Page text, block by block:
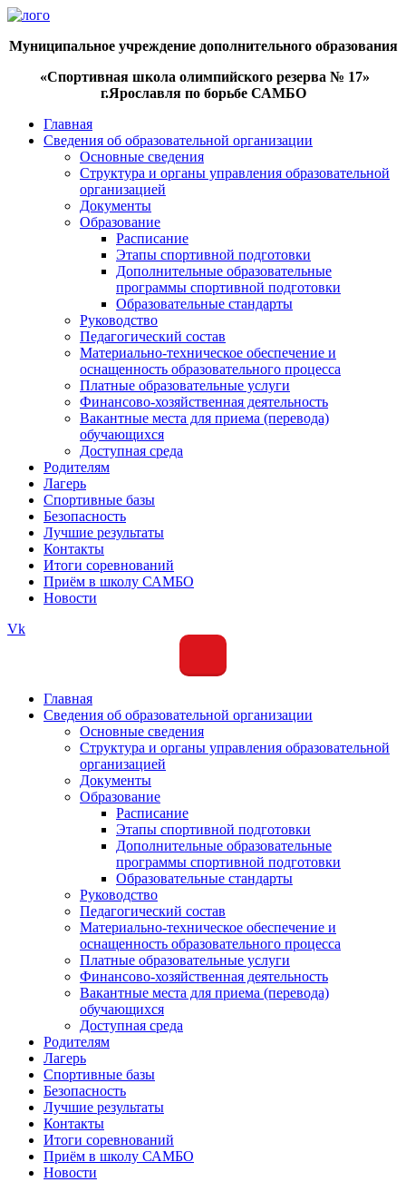
Муниципальное учреждение дополнительного образования
«Спортивная школа олимпийского резерва № 17»
г.Ярославля по борьбе САМБО
Главная
Сведения об образовательной организации
Основные сведения
Структура и органы управления образовательной
организацией
Документы
Образование
Расписание
Этапы спортивной подготовки
Дополнительные образовательные
программы спортивной подготовки
Образовательные стандарты
Руководство
Педагогический состав
Материально-техническое обеспечение и
оснащенность образовательного процесса
Платные образовательные услуги
Финансово-хозяйственная деятельность
Вакантные места для приема (перевода)
обучающихся
Доступная среда
Родителям
Лагерь
Спортивные базы
Безопасность
Лучшие результаты
Контакты
Итоги соревнований
Приём в школу САМБО
Новости
Vk
Главная
Сведения об образовательной организации
Основные сведения
Структура и органы управления образовательной
организацией
Документы
Образование
Расписание
Этапы спортивной подготовки
Дополнительные образовательные
программы спортивной подготовки
Образовательные стандарты
Руководство
Педагогический состав
Материально-техническое обеспечение и
оснащенность образовательного процесса
Платные образовательные услуги
Финансово-хозяйственная деятельность
Вакантные места для приема (перевода)
обучающихся
Доступная среда
Родителям
Лагерь
Спортивные базы
Безопасность
Лучшие результаты
Контакты
Итоги соревнований
Приём в школу САМБО
Новости